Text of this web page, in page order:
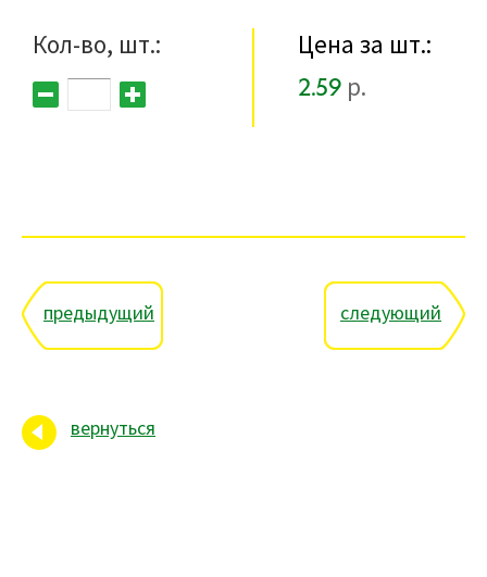
Кол-во, шт.:
Цена за шт.:
2.59 р.
предыдущий следующий
вернуться